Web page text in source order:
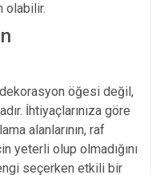
olabilir.
öğesi değil,
İhtiyaçlarınıza göre
alanlarının, raf
yeterli olup olmadığını
seçerken etkili bir